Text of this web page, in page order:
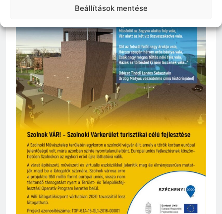
Beállítások mentése